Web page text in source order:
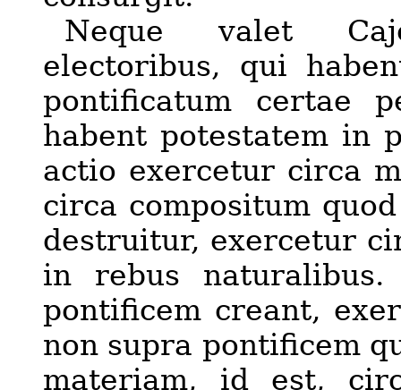
Neque valet
electoribus, qui
pontificatum certae
habent potestatem in
actio exercetur circa
circa compositum
destruitur, exercetur
in rebus
pontificem creant,
non supra pontificem
materiam,
id est,